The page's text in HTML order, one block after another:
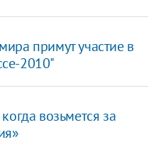
примут участие в
2010"
возьмется за